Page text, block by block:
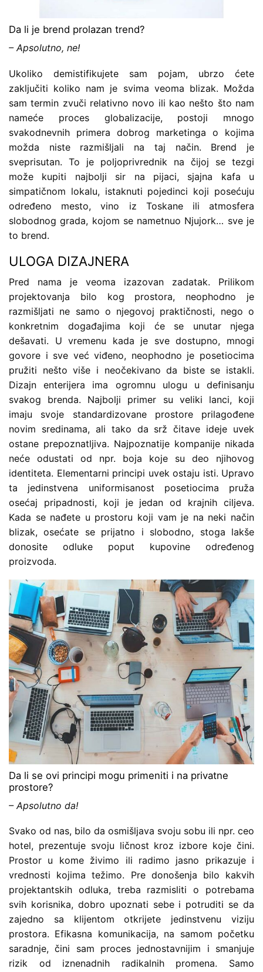
Da li je brend prolazan trend?
– Apsolutno, ne!
Ukoliko demistifikujete sam pojam, ubrzo ćete
zaključiti koliko nam je svima veoma blizak. Možda
sam termin zvuči relativno novo ili kao nešto što nam
nameće proces globalizacije, postoji mnogo
svakodnevnih primera dobrog marketinga o kojima
možda niste razmišljali na taj način. Brend je
sveprisutan. To je poljoprivrednik na čijoj se tezgi
može kupiti najbolji sir na pijaci, sjajna kafa u
simpatičnom lokalu, istaknuti pojedinci koji posećuju
određeno mesto, vino iz Toskane ili atmosfera
slobodnog grada, kojom se nametnuo Njujork… sve je
to brend.
ULOGA DIZAJNERA
Pred nama je veoma izazovan zadatak. Prilikom
projektovanja bilo kog prostora, neophodno je
razmišljati ne samo o njegovoj praktičnosti, nego o
konkretnim događajima koji će se unutar njega
dešavati. U vremenu kada je sve dostupno, mnogi
govore i sve već viđeno, neophodno je posetiocima
pružiti nešto više i neočekivano da biste se istakli.
Dizajn enterijera ima ogromnu ulogu u definisanju
svakog brenda. Najbolji primer su veliki lanci, koji
imaju svoje standardizovane prostore prilagođene
novim sredinama, ali tako da srž čitave ideje uvek
ostane prepoznatljiva. Najpoznatije kompanije nikada
neće odustati od npr. boja koje su deo njihovog
identiteta. Elementarni principi uvek ostaju isti. Upravo
ta jedinstvena uniformisanost posetiocima pruža
osećaj pripadnosti, koji je jedan od krajnih ciljeva.
Kada se nađete u prostoru koji vam je na neki način
blizak, osećate se prijatno i slobodno, stoga lakše
donosite odluke poput kupovine određenog
proizvoda.
Da li se ovi principi mogu primeniti i na privatne
prostore?
– Apsolutno da!
Svako od nas, bilo da osmišljava svoju sobu ili npr. ceo
hotel, prezentuje svoju ličnost kroz izbore koje čini.
Prostor u kome živimo ili radimo jasno prikazuje i
vrednosti kojima težimo. Pre donošenja bilo kakvih
projektantskih odluka, treba razmisliti o potrebama
svih korisnika, dobro upoznati sebe i potruditi se da
zajedno sa klijentom otkrijete jedinstvenu viziju
prostora. Efikasna komunikacija, na samom početku
saradnje, čini sam proces jednostavnijim i smanjuje
rizik od iznenadnih radikalnih promena. Samo